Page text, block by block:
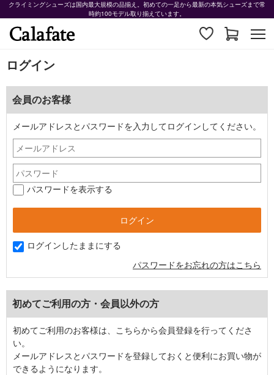
クライミングシューズは国内最大規模の品揃え。初めての一足から最新の本気シューズまで常
時約100モデル取り揃えています。
ログイン
会員のお客様
メールアドレスとパスワードを入力してログインしてください。
パスワードを表示する
ログインしたままにする
パスワードをお忘れの方はこちら
初めてご利用の方・会員以外の方
初めてご利用のお客様は、こちらから会員登録を行ってくださ
い。
メールアドレスとパスワードを登録しておくと便利にお買い物が
できるようになります。